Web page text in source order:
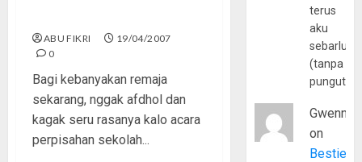
ABU FIKRI
19/04/2007
0
Bagi kebanyakan remaja
sekarang, nggak afdhol dan
kagak seru rasanya kalo acara
perpisahan sekolah...
terus
aku
(tanpa
Gwenny
on
Bestie